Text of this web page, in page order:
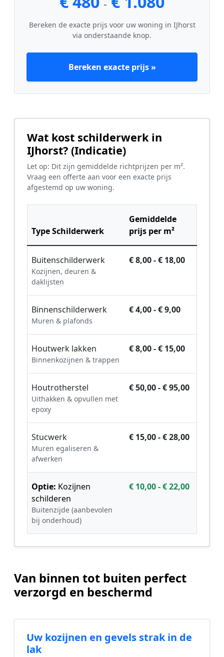
-
Bereken de exacte prijs voor uw woning in IJhorst
via onderstaande knop.
Bereken exacte prijs »
Wat kost schilderwerk in
IJhorst? (Indicatie)
Let op: Dit zijn gemiddelde richtprijzen per m².
Vraag een offerte aan voor een exacte prijs
afgestemd op uw woning.
Type Schilderwerk
Gemiddelde
prijs per m²
Buitenschilderwerk
Kozijnen, deuren &
daklijsten
€ 8,00 - € 18,00
Binnenschilderwerk
Muren & plafonds
€ 4,00 - € 9,00
Houtwerk lakken
Binnenkozijnen & trappen
€ 8,00 - € 15,00
Houtrotherstel
Uithakken & opvullen met
epoxy
€ 50,00 - € 95,00
Stucwerk
Muren egaliseren &
afwerken
€ 15,00 - € 28,00
Optie: Kozijnen
schilderen
Buitenzijde (aanbevolen
bij onderhoud)
€ 10,00 - € 22,00
Van binnen tot buiten perfect
verzorgd en beschermd
Uw kozijnen en gevels strak in de
lak